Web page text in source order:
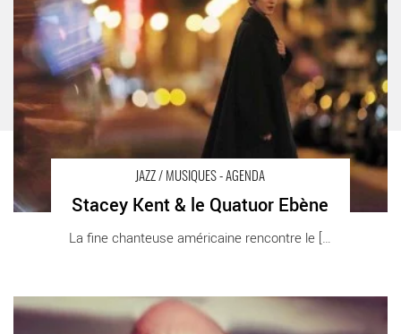
JAZZ / MUSIQUES - AGENDA
Stacey Kent & le Quatuor Ebène
La fine chanteuse américaine rencontre le [...]
Jean-Charles Richard - Critique sortie Jazz / Musiques Le
Perreux-sur-Marne Auditorium Maurice Ravel